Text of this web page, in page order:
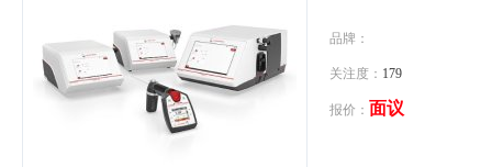
品牌：
关注度： 179
报价： 面议